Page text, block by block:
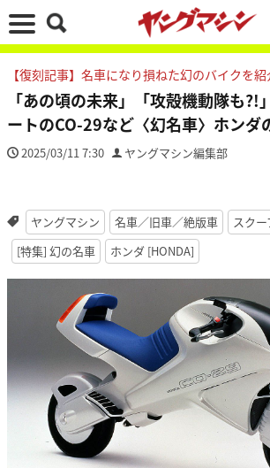
【復刻記事】名車になり損ねた幻のバイクを
「あの頃の未来」「攻殻機動隊も?!
ートのCO-29など〈幻名車〉ホンダ
2025/03/11 7:30 ヤングマシン編集部
ヤングマシン 名車／旧車／絶版車
スク
[特集] 幻の名車
ホンダ [HONDA]